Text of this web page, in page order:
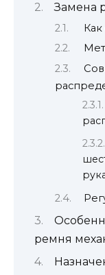
Замена
ремня